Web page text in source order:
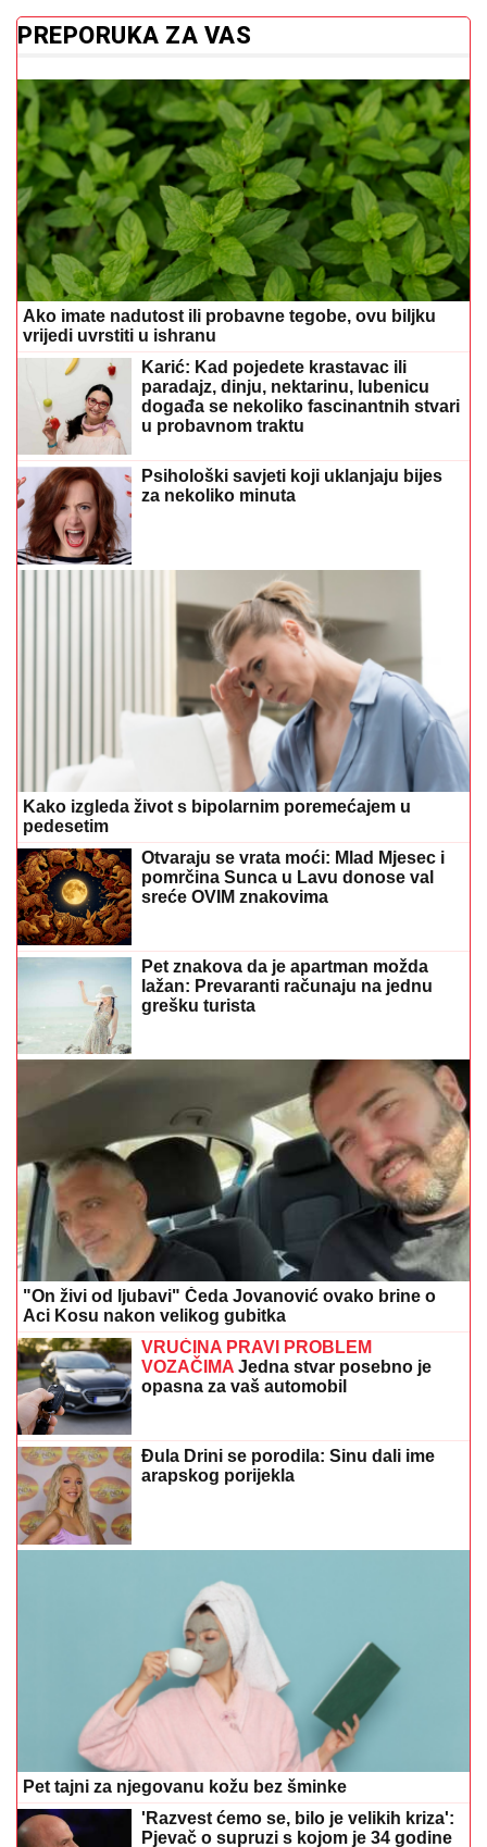
PREPORUKA ZA VAS
Ako imate nadutost ili probavne tegobe, ovu biljku
vrijedi uvrstiti u ishranu
Karić: Kad pojedete krastavac ili
paradajz, dinju, nektarinu, lubenicu
događa se nekoliko fascinantnih stvari
u probavnom traktu
Psihološki savjeti koji uklanjaju bijes
za nekoliko minuta
Kako izgleda život s bipolarnim poremećajem u
pedesetim
Otvaraju se vrata moći: Mlad Mjesec i
pomrčina Sunca u Lavu donose val
sreće OVIM znakovima
Pet znakova da je apartman možda
lažan: Prevaranti računaju na jednu
grešku turista
"On živi od ljubavi" Čeda Jovanović ovako brine o
Aci Kosu nakon velikog gubitka
VRUĆINA PRAVI PROBLEM
VOZAČIMA Jedna stvar posebno je
opasna za vaš automobil
Đula Drini se porodila: Sinu dali ime
arapskog porijekla
Pet tajni za njegovanu kožu bez šminke
'Razvest ćemo se, bilo je velikih kriza':
Pjevač o supruzi s kojom je 34 godine